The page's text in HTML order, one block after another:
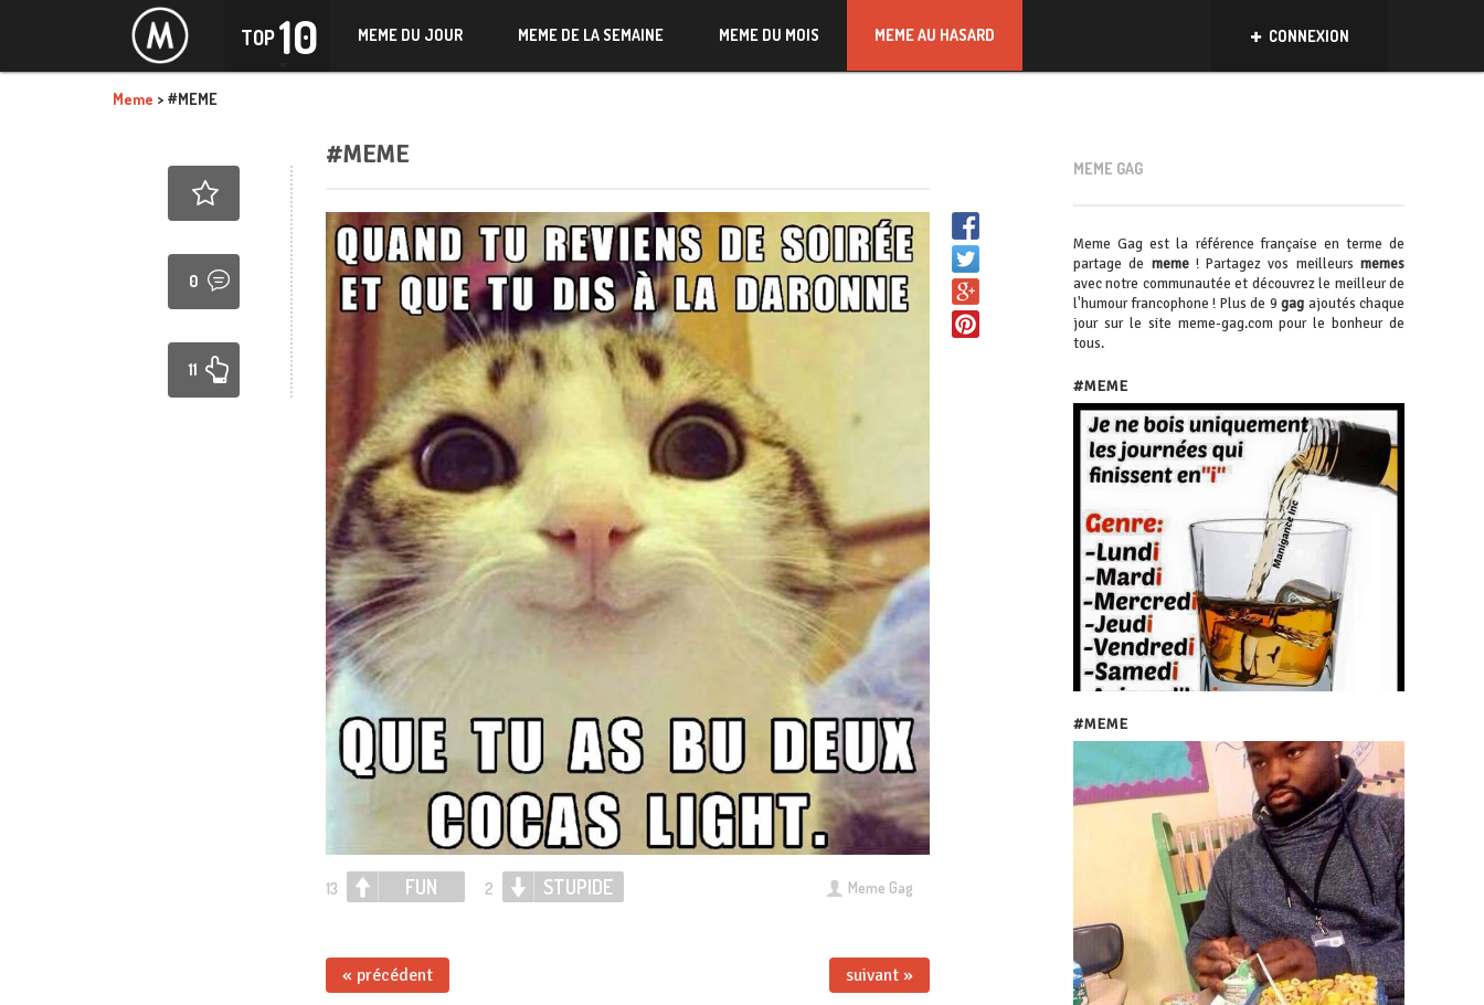
TOP 10 MEME DU JOUR MEME DE LA SEMAINE MEME DU MOIS MEME AU HASARD CONNEXION
Meme > #MEME
0
11
#MEME
Meme Gag
13 FUN 2 STUPIDE
« précédent suivant »
MEME GAG
Meme Gag est la référence française en terme de
partage de meme! Partagez vos meilleursmemes
avec notre communautée et découvrez le meilleur de
l'humour francophone ! Plus de 9 gag ajoutés chaque
jour sur le site meme-gag.com pour le bonheur de
tous.
#MEME
#MEME